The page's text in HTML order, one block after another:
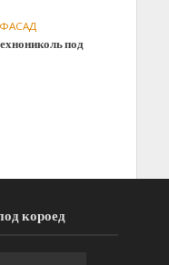
ФАСАД
под
короед